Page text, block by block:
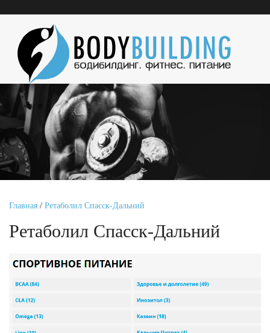
Главная / Ретаболил Спасск-Дальний
Ретаболил Спасск-Дальний